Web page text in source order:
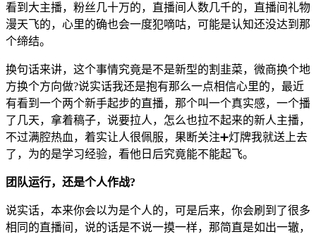
看到大主播，粉丝几十万的，直播间人数几千的，直播间礼物
漫天飞的，心里的确也会一度犯嘀咕，可能是认知还没达到那
个缔结。
换句话来讲，这个事情究竟是不是新型的割韭菜，微商换个地
方换个方向做?说实话我还是抱有那么一点相信心里的，最近
有看到一个两个新手起步的直播，那个叫一个真实感，一个播
了几天，拿着稿子，说要拉人，怎么也拉不起来的新人主播，
不过满腔热血，着实让人很佩服，果断关注➕灯牌我就送上去
了，为的是学习经验，看他日后究竟能不能起飞。
团队运行，还是个人作战?
说实话，本来你会以为是个人的，可是后来，你会刷到了很多
相同的直播间，说的话是不说一摸一样，那简直是如出一辙，